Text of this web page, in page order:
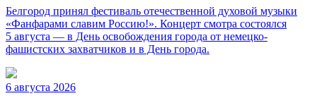
Белгород принял фестиваль отечественной духовой музыки
«Фанфарами славим Россию!». Концерт смотра состоялся
5 августа — в День освобождения города от немецко-
фашистских захватчиков и в День города.
6 августа 2026